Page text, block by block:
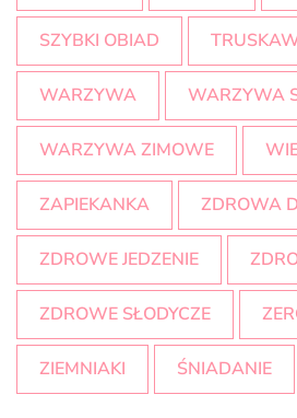
SZYBKI OBIAD
WARZYWA WARZYWA
WARZYWA ZIMOWE
ZAPIEKANKA ZDROWA
ZDROWE JEDZENIE
ZDROWE SŁODYCZE
ZIEMNIAKI ŚNIADANIE